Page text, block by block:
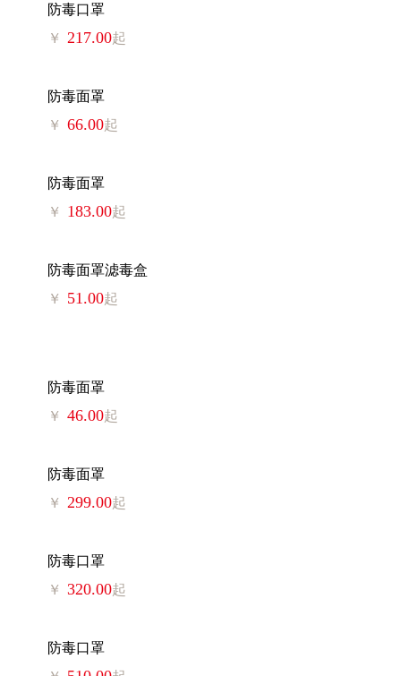
防毒口罩
￥ 217.00起
防毒面罩
￥ 66.00起
防毒面罩
￥ 183.00起
防毒面罩滤毒盒
￥ 51.00起
防毒面罩
￥ 46.00起
防毒面罩
￥ 299.00起
防毒口罩
￥ 320.00起
防毒口罩